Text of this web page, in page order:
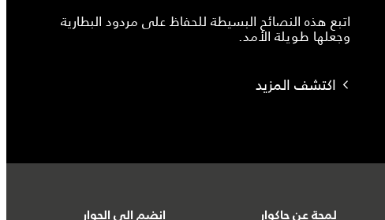
اتبع هذه النصائح البسيطة للحفاظ على مردود البطارية
وجعلها طويلة الأمد.
اكتشف المزيد
لمحة عن جاكوار انضم إلى الحوار